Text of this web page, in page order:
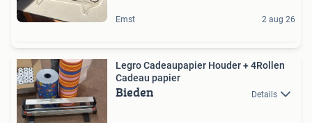
Emst 2 aug 26
Legro Cadeaupapier Houder + 4Rollen
Cadeau papier
Bieden Details